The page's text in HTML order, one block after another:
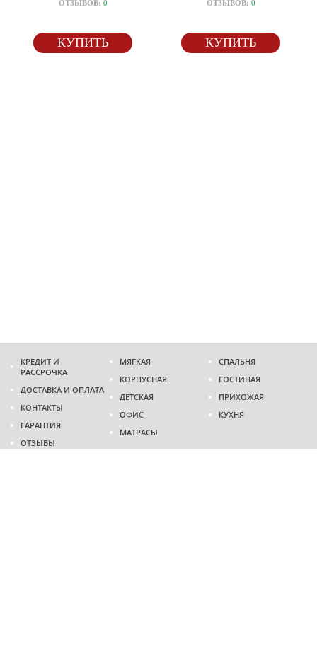
ОТЗЫВОВ: 0
КУПИТЬ
ОТЗЫВОВ: 0
КУПИТЬ
КРЕДИТ И
РАССРОЧКА
ДОСТАВКА И ОПЛАТА
КОНТАКТЫ
ГАРАНТИЯ
ОТЗЫВЫ
МЯГКАЯ
КОРПУСНАЯ
ДЕТСКАЯ
ОФИС
МАТРАСЫ
СПАЛЬНЯ
ГОСТИНАЯ
ПРИХОЖАЯ
КУХНЯ